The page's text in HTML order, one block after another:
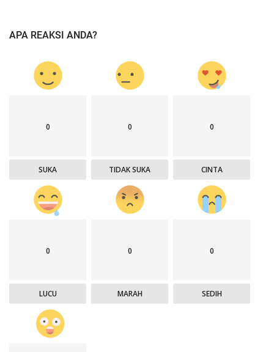
APA REAKSI ANDA?
0
SUKA
0
TIDAK SUKA
0
CINTA
0
LUCU
0
MARAH
0
SEDIH